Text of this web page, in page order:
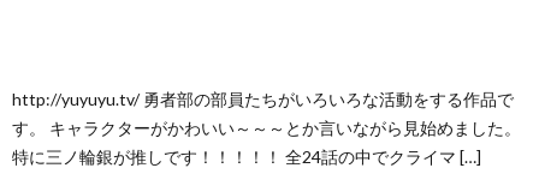
http://yuyuyu.tv/ 勇者部の部員たちがいろいろな活動をする作品で
す。 キャラクターがかわいい～～～とか言いながら見始めました。
特に三ノ輪銀が推しです！！！！！ 全24話の中でクライマ […]